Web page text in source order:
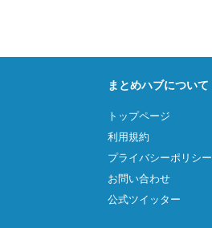
まとめハブについて
トップページ
利用規約
プライバシーポリシー
お問い合わせ
公式ツイッター